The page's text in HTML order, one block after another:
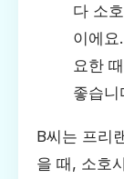
다 소
이에요
요한
좋습니
B씨는 프리
을 때, 소호